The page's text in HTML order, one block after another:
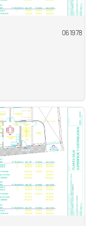
061978